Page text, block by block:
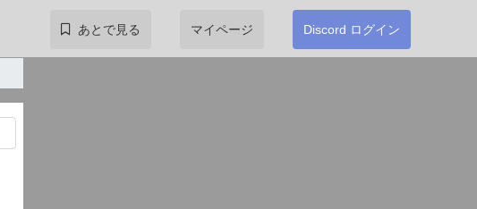
あとで見る マイページ Discord ログイン